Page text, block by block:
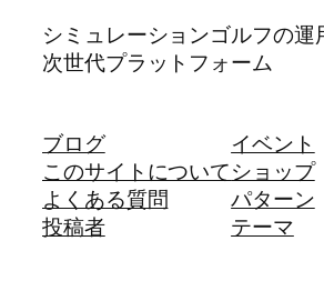
シミュレーションゴルフの運
次世代プラットフォーム
ブログ
このサイトについて
よくある質問
投稿者
イベント
ショップ
パターン
テーマ